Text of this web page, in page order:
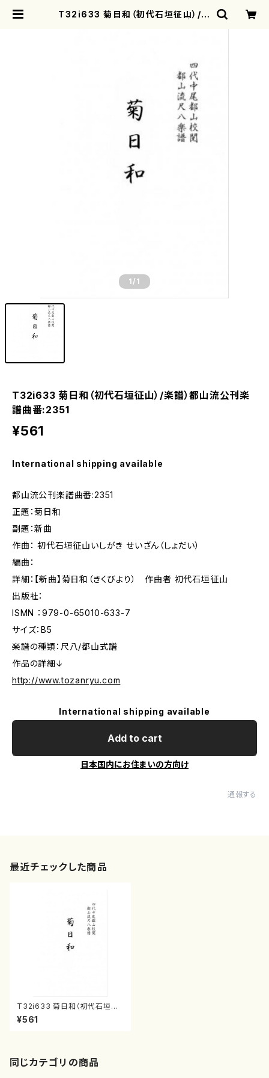
T32i633 菊日和（初代石垣征山）/楽
1 /1
T32i633 菊日和（初代石垣征山）/楽譜）都山流公刊楽
譜曲番:2351
¥561
International shipping available
都山流公刊楽譜曲番:2351
正題：菊日和
副題：新曲
作曲： 初代石垣征山いしがき せいざん（しょだい）
編曲：
詳細：【新曲】菊日和（きくびより） 作曲者 初代石垣征山
出版社：
ISMN ：979-0-65010-633-7
サイズ：B5
楽譜の種類：尺八/都山式譜
作品の詳細↓
http://www.tozanryu.com
International shipping available
Add to cart
日本国内にお住まいの方向け
通報する
最近チェックした商品
T32i633 菊日和（初代石垣征
山）/楽譜）都山流公刊楽譜曲番:
2351
¥561
同じカテゴリの商品